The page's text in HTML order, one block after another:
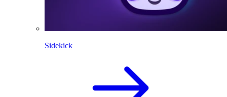
Sidekick